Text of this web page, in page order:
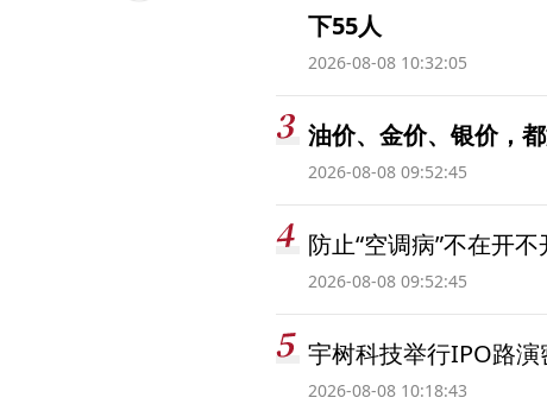
下55人
2026-08-08 10:32:05
油价、金价、银价，
2026-08-08 09:52:45
防止“空调病”不在开
2026-08-08 09:52:45
宇树科技举行IPO路
2026-08-08 10:18:43